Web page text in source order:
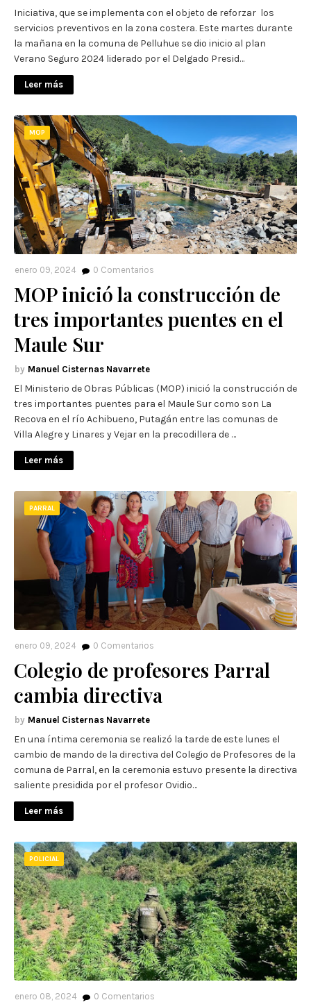
Iniciativa, que se implementa con el objeto de reforzar los
servicios preventivos en la zona costera. Este martes durante
la mañana en la comuna de Pelluhue se dio inicio al plan
Verano Seguro 2024 liderado por el Delgado Presid…
Leer más
MOP
enero 09, 2024 0 Comentarios
MOP inició la construcción de
tres importantes puentes en el
Maule Sur
Manuel Cisternas Navarrete
El Ministerio de Obras Públicas (MOP) inició la construcción de
tres importantes puentes para el Maule Sur como son La
Recova en el río Achibueno, Putagán entre las comunas de
Villa Alegre y Linares y Vejar en la precodillera de …
Leer más
PARRAL
enero 09, 2024 0 Comentarios
Colegio de profesores Parral
cambia directiva
Manuel Cisternas Navarrete
En una íntima ceremonia se realizó la tarde de este lunes el
cambio de mando de la directiva del Colegio de Profesores de la
comuna de Parral, en la ceremonia estuvo presente la directiva
saliente presidida por el profesor Ovidio…
Leer más
POLICIAL
enero 08, 2024 0 Comentarios